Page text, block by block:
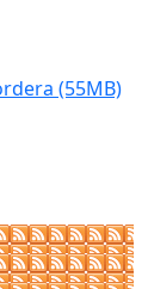
(55MB)